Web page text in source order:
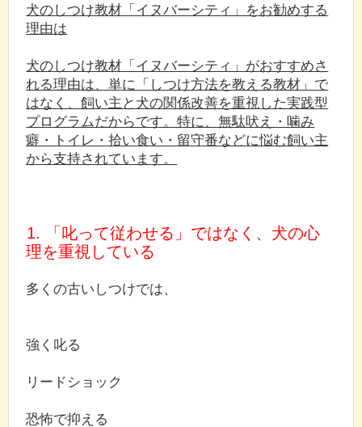
犬のしつけ教材「イヌバーシティ」をお勧めする
理由は
犬のしつけ教材「イヌバーシティ」がおすすめさ
れる理由は、単に「しつけ方法を教える教材」で
はなく、飼い主と犬の関係改善を重視した実践型
プログラムだからです。特に、無駄吠え・噛み
癖・トイレ・拾い食い・留守番などに悩む飼い主
から支持されています。
1. 「叱って従わせる」ではなく、犬の心
理を重視している
多くの古いしつけでは、
強く叱る
リードショック
恐怖で抑える